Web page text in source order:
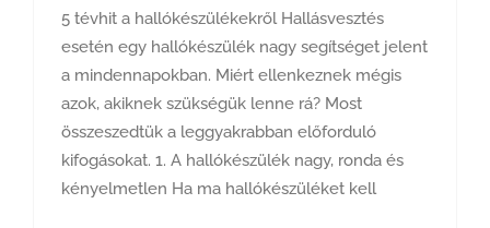
5 tévhit a hallókészülékekről Hallásvesztés
esetén egy hallókészülék nagy segítséget jelent
a mindennapokban. Miért ellenkeznek mégis
azok, akiknek szükségük lenne rá? Most
összeszedtük a leggyakrabban előforduló
kifogásokat. 1. A hallókészülék nagy, ronda és
kényelmetlen Ha ma hallókészüléket kell